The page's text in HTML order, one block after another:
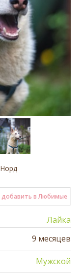
Норд
добавить в Любимые
Лайка
9 месяцев
Мужской